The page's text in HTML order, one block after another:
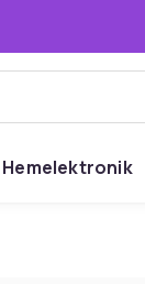
Hemelektronik